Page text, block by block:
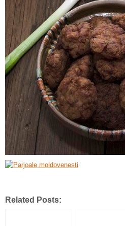
Related Posts: